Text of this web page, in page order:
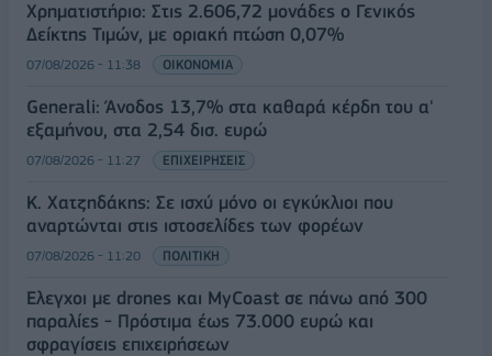
Χρηματιστήριο: Στις 2.606,72 μονάδες ο Γενικός
Δείκτης Τιμών, με οριακή πτώση 0,07%
07/08/2026 - 11:38 ΟΙΚΟΝΟΜΙΑ
Generali: Άνοδος 13,7% στα καθαρά κέρδη του α'
εξαμήνου, στα 2,54 δισ. ευρώ
07/08/2026 - 11:27 ΕΠΙΧΕΙΡΗΣΕΙΣ
Κ. Χατζηδάκης: Σε ισχύ μόνο οι εγκύκλιοι που
αναρτώνται στις ιστοσελίδες των φορέων
07/08/2026 - 11:20 ΠΟΛΙΤΙΚΗ
Έλεγχοι με drones και MyCoast σε πάνω από 300
παραλίες - Πρόστιμα έως 73.000 ευρώ και
σφραγίσεις επιχειρήσεων